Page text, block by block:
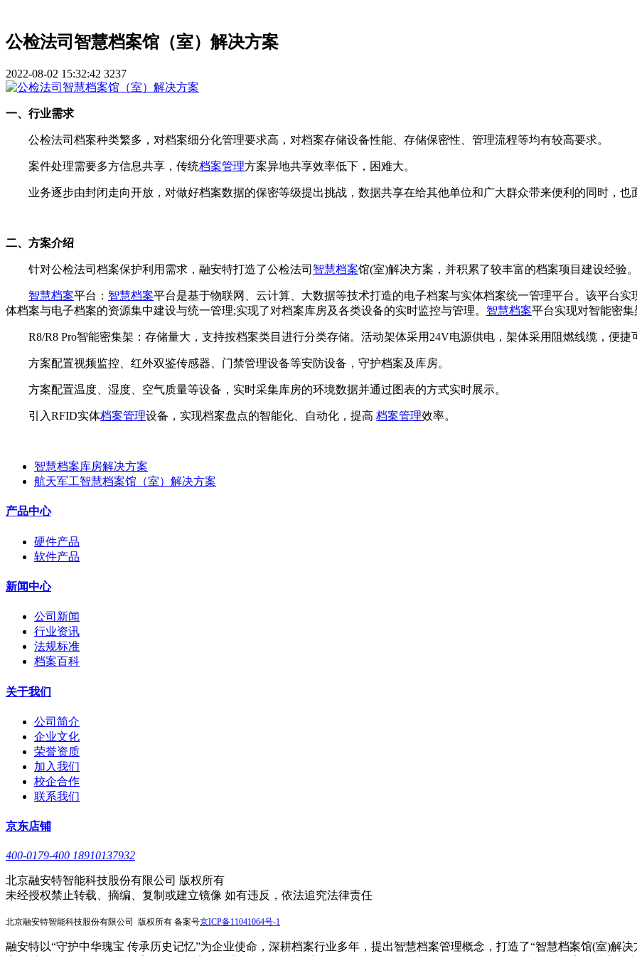
公检法司智慧档案馆（室）解决方案
2022-08-02 15:32:42 3237
一、行业需求
公检法司档案种类繁多，对档案细分化管理要求高，对档案存储设备性能、存储保密性、管理流程等均有较高要求。
案件处理需要多方信息共享，传统档案管理方案异地共享效率低下，困难大。
业务逐步由封闭走向开放，对做好档案数据的保密等级提出挑战，数据共享在给其他单位和广大群众带来便利的同时，也
二、方案介绍
针对公检法司档案保护利用需求，融安特打造了公检法司 智慧档案馆(室)解决方案，并积累了较丰富的档案项目建设经验
智慧档案平台： 智慧档案平台是基于物联网、云计算、大数据等技术打造的电子档案与实体档案统一管理平台。该平台
体档案与电子档案的资源集中建设与统一管理;实现了对档案库房及各类设备的实时监控与管理。 智慧档案平台实现对智能密
R8/R8 Pro智能密集架：存储量大，支持按档案类目进行分类存储。活动架体采用24V电源供电，架体采用阻燃线缆，便捷
方案配置视频监控、红外双鉴传感器、门禁管理设备等安防设备，守护档案及库房。
方案配置温度、湿度、空气质量等设备，实时采集库房的环境数据并通过图表的方式实时展示。
引入RFID实体档案管理设备，实现档案盘点的智能化、自动化，提高 档案管理效率。
智慧档案库房解决方案
航天军工智慧档案馆（室）解决方案
产品中心
硬件产品
软件产品
新闻中心
公司新闻
行业资讯
法规标准
档案百科
关于我们
公司简介
企业文化
荣誉资质
加入我们
校企合作
联系我们
京东店铺
400-0179-400 18910137932
北京融安特智能科技股份有限公司 版权所有
未经授权禁止转载、摘编、复制或建立镜像 如有违反，依法追究法律责任
北京融安特智能科技股份有限公司 版权所有 备案号京ICP备11041064号-1
融安特以“守护中华瑰宝 传承历史记忆”为企业使命，深耕档案行业多年，提出智慧档案管理概念，打造了“智慧档案馆(室)解